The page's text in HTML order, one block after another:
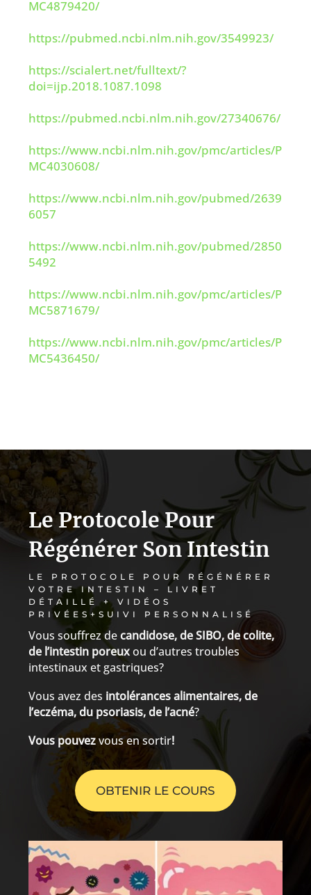
MC4879420/
https://pubmed.ncbi.nlm.nih.gov/3549923/
https://scialert.net/fulltext/?
doi=ijp.2018.1087.1098
https://pubmed.ncbi.nlm.nih.gov/27340676/
https://www.ncbi.nlm.nih.gov/pmc/articles/P
MC4030608/
https://www.ncbi.nlm.nih.gov/pubmed/2639
6057
https://www.ncbi.nlm.nih.gov/pubmed/2850
5492
https://www.ncbi.nlm.nih.gov/pmc/articles/P
MC5871679/
https://www.ncbi.nlm.nih.gov/pmc/articles/P
MC5436450/
Le Protocole Pour
Régénérer Son Intestin
LE PROTOCOLE POUR RÉGÉNÉRER
VOTRE INTESTIN – LIVRET
DÉTAILLÉ + VIDÉOS
PRIVÉES+SUIVI PERSONNALISÉ
Vous souffrez de candidose, de SIBO, de colite,
de l’intestin poreuxou d’autres troubles
intestinaux et gastriques?
Vous avez des intolérances alimentaires, de
l’eczéma, du psoriasis, de l’acné?
Vous pouvezvous en sortir!
OBTENIR LE COURS